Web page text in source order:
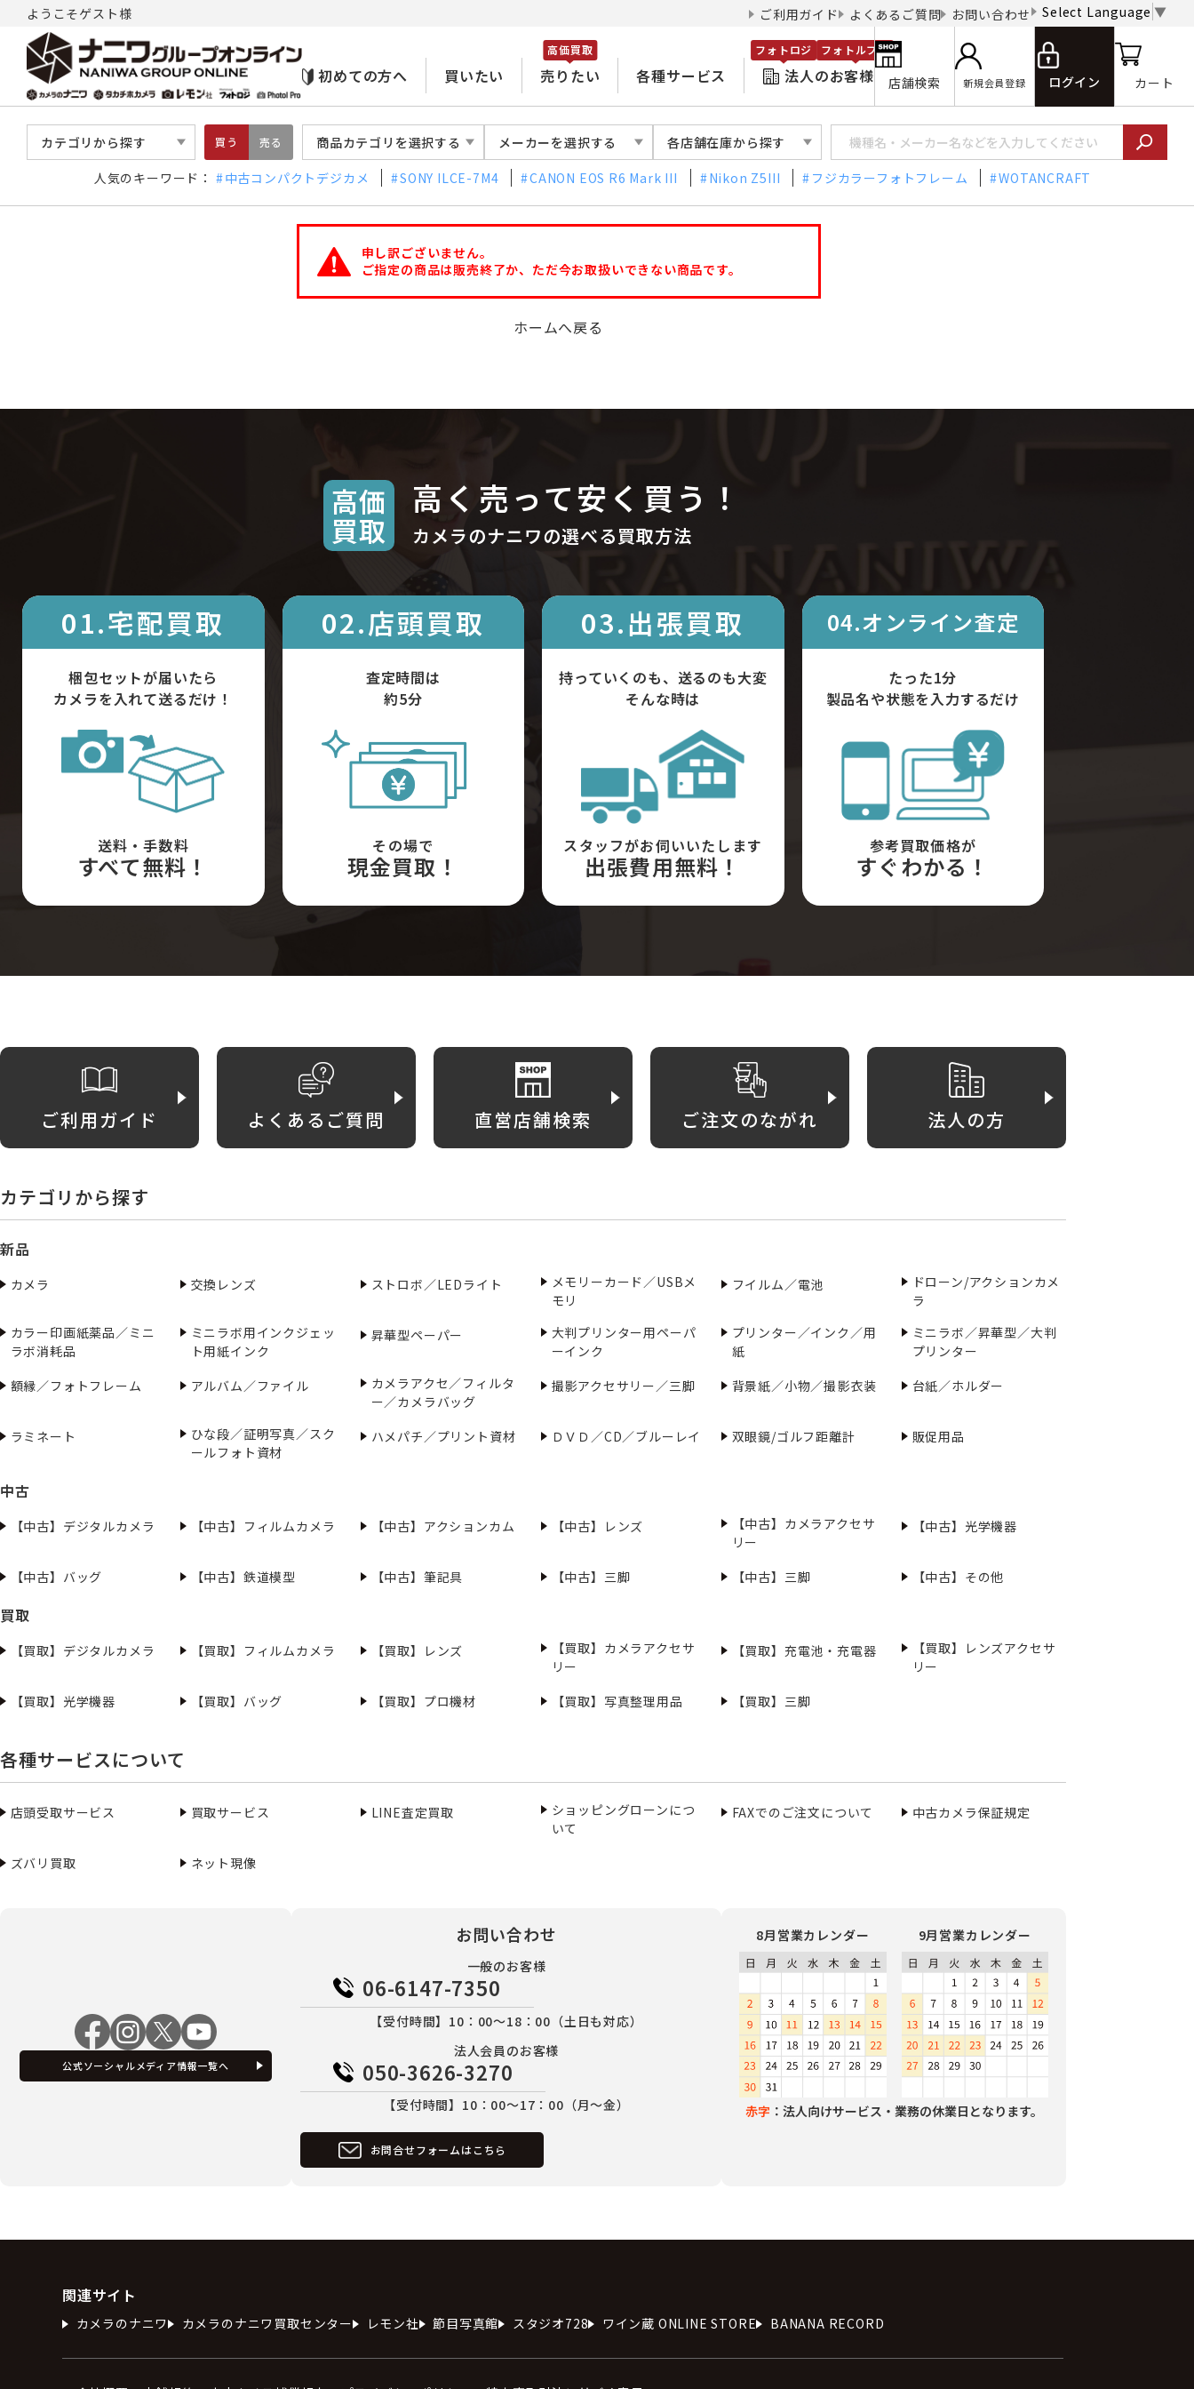
ようこそゲスト様 ご利用ガイド よくあるご質問 お問い合わせ Select Language ▼
初めての方へ 買いたい 売りたい
高価買取
各種サービス 法人のお客様
フォトロジ フォトルプロ
店舗検索 新規会員登録 ログイン カート
カテゴリから探す 買う 売る 商品カテゴリを選択する メーカーを選択する 各店舗在庫から探す
人気のキーワード： 中古コンパクトデジカメ SONY ILCE-7M4 CANON EOS R6 Mark III Nikon Z5III フジカラーフォトフレーム WOTANCRAFT
申し訳ございません。
ご指定の商品は販売終了か、ただ今お取扱いできない商品です。
ホームへ戻る
高価
買取
高く売って安く買う！
カメラのナニワの選べる買取方法
01.宅配買取
梱包セットが届いたら
カメラを入れて送るだけ！
送料・手数料
すべて無料！
02.店頭買取
査定時間は
約5分
その場で
現金買取！
03.出張買取
持っていくのも、送るのも大変
そんな時は
スタッフがお伺いいたします
出張費用無料！
04.オンライン査定
たった1分
製品名や状態を入力するだけ
参考買取価格が
すぐわかる！
ご利用ガイド よくあるご質問 直営店舗検索 ご注文のながれ 法人の方
カテゴリから探す
新品
カメラ 交換レンズ ストロボ／LEDライト
メモリーカード／USBメ
モリ
フイルム／電池
ドローン/アクションカメ
ラ
カラー印画紙薬品／ミニ
ラボ消耗品
ミニラボ用インクジェッ
ト用紙インク
昇華型ペーパー
大判プリンター用ペーパ
ーインク
プリンター／インク／用
紙
ミニラボ／昇華型／大判
プリンター
額縁／フォトフレーム
アルバム／ファイル
カメラアクセ／フィルタ
ー／カメラバッグ
撮影アクセサリー／三脚 背景紙／小物／撮影衣装 台紙／ホルダー
ラミネート
ひな段／証明写真／スク
ールフォト資材
ハメパチ／プリント資材 ＤＶＤ／CD／ブルーレイ 双眼鏡/ゴルフ距離計 販促用品
中古
【中古】デジタルカメラ 【中古】フィルムカメラ 【中古】アクションカム 【中古】レンズ
【中古】カメラアクセサ
リー
【中古】光学機器
【中古】バッグ 【中古】鉄道模型 【中古】筆記具 【中古】三脚 【中古】三脚 【中古】その他
買取
【買取】デジタルカメラ 【買取】フィルムカメラ 【買取】レンズ
【買取】カメラアクセサ
リー
【買取】充電池・充電器
【買取】レンズアクセサ
リー
【買取】光学機器
【買取】バッグ 【買取】プロ機材 【買取】写真整理用品 【買取】三脚
各種サービスについて
店頭受取サービス 買取サービス LINE査定買取
ショッピングローンにつ
いて
FAXでのご注文について 中古カメラ保証規定
ズバリ買取 ネット現像
公式ソーシャルメディア情報一覧へ
お問い合わせ
一般のお客様
06-6147-7350
【受付時間】10：00～18：00（土日も対応）
法人会員のお客様
050-3626-3270
【受付時間】10：00～17：00（月～金）
お問合せフォームはこちら
8月営業カレンダー 9月営業カレンダー
赤字 ：法人向けサービス・業務の休業日となります。
関連サイト
カメラのナニワ カメラのナニワ買取センター レモン社 節目写真館 スタジオ728 ワイン蔵 ONLINE STORE BANANA RECORD